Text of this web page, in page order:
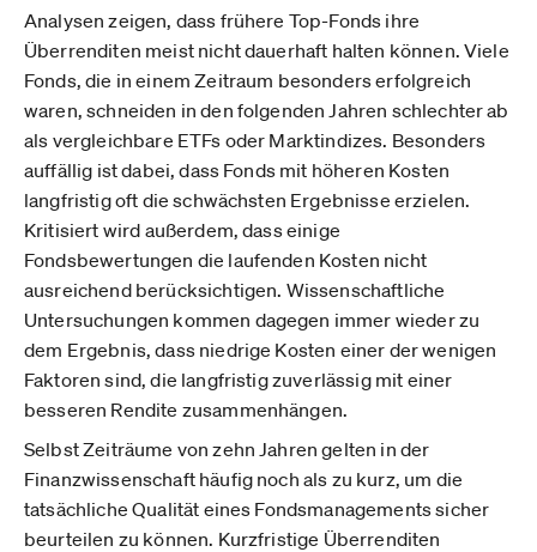
Analysen zeigen, dass frühere Top-Fonds ihre
Überrenditen meist nicht dauerhaft halten können. Viele
Fonds, die in einem Zeitraum besonders erfolgreich
waren, schneiden in den folgenden Jahren schlechter ab
als vergleichbare ETFs oder Marktindizes. Besonders
auffällig ist dabei, dass Fonds mit höheren Kosten
langfristig oft die schwächsten Ergebnisse erzielen.
Kritisiert wird außerdem, dass einige
Fondsbewertungen die laufenden Kosten nicht
ausreichend berücksichtigen. Wissenschaftliche
Untersuchungen kommen dagegen immer wieder zu
dem Ergebnis, dass niedrige Kosten einer der wenigen
Faktoren sind, die langfristig zuverlässig mit einer
besseren Rendite zusammenhängen.
Selbst Zeiträume von zehn Jahren gelten in der
Finanzwissenschaft häufig noch als zu kurz, um die
tatsächliche Qualität eines Fondsmanagements sicher
beurteilen zu können. Kurzfristige Überrenditen